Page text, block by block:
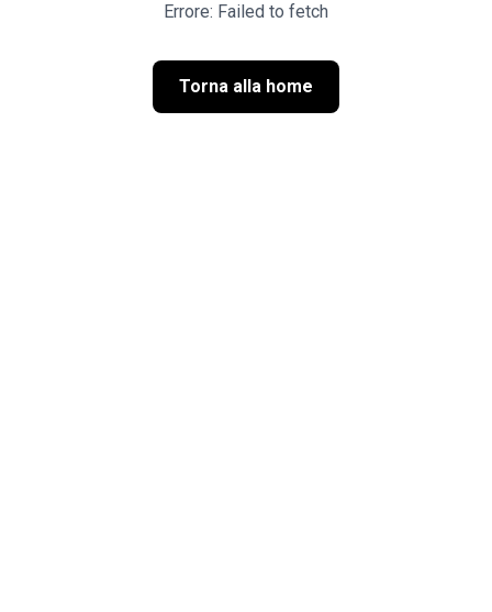
Errore: Failed to fetch
Torna alla home